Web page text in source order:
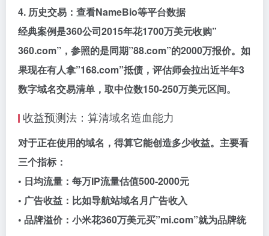
4. 历史交易：查看NameBio等平台数据
经典案例是360公司2015年花1700万美元收购”
360.com”，参照的是同期”88.com”的2000万报价。如
果现在有人拿”168.com”抵债，评估师会拉出近半年3
数字域名交易清单，取中位数150-250万美元区间。
收益预测法：算清域名造血能力
对于正在使用的域名，得算它能创造多少收益。主要看
三个指标：
• 日均流量：每万IP流量估值500-2000元
• 广告收益：比如导航站域名月广告收入
• 品牌溢价：小米花360万美元买”mi.com”就为品牌统